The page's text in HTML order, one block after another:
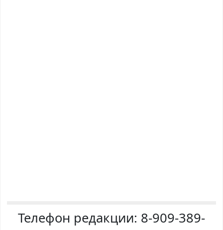
Телефон редакции: 8-909-389-